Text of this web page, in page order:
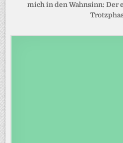
mich in den Wahnsinn: Der